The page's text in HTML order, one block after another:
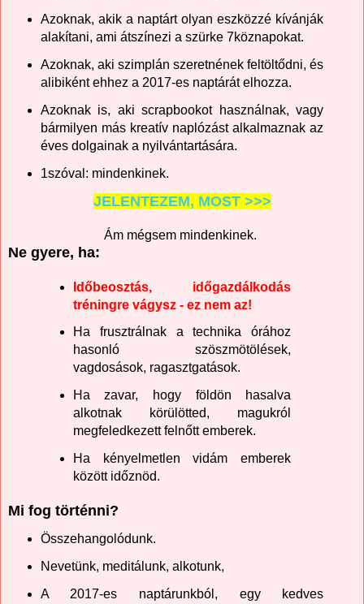
Azoknak, akik a naptárt olyan eszközzé kívánják
alakítani, ami átszínezi a szürke 7köznapokat.
Azoknak, aki szimplán szeretnének feltöltődni, és
alibiként ehhez a 2017-es naptárát elhozza.
Azoknak is, aki scrapbookot használnak, vagy
bármilyen más kreatív naplózást alkalmaznak az
éves dolgainak a nyilvántartására.
1szóval: mindenkinek.
JELENTEZEM, MOST >>>
Ám mégsem mindenkinek.
Ne gyere, ha:
Időbeosztás, időgazdálkodás
tréningre vágysz - ez nem az!
Ha frusztrálnak a technika órához
hasonló szöszmötölések,
vagdosások, ragasztgatások.
Ha zavar, hogy földön hasalva
alkotnak körülötted, magukról
megfeledkezett felnőtt emberek.
Ha kényelmetlen vidám emberek
között időznöd.
Mi fog történni?
Összehangolódunk.
Nevetünk, meditálunk, alkotunk,
A 2017-es naptárunkból, egy kedves